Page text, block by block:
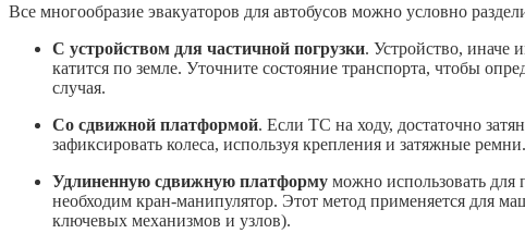
Все многообразие эвакуаторов для автобусов можно условно
C устройством для частичной погрузки. Устройство, иначе
катится по земле. Уточните состояние транспорта, чтобы
случая.
Со сдвижной платформой. Если ТС на ходу, достаточно
зафиксировать колеса, используя крепления и затяжные ремни.
Удлиненную сдвижную платформу можно использовать для
необходим кран-манипулятор. Этот метод применяется для
ключевых механизмов и узлов).